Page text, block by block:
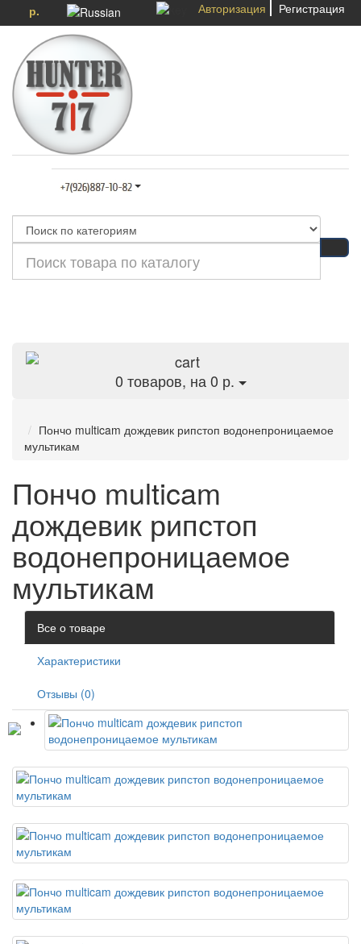
р. Авторизация Регистрация
0 товаров, на 0 р.
Пончо multicam дождевик рипстоп водонепроницаемое
мультикам
Пончо multicam
дождевик рипстоп
водонепроницаемое
мультикам
Все о товаре
Характеристики
Отзывы (0)